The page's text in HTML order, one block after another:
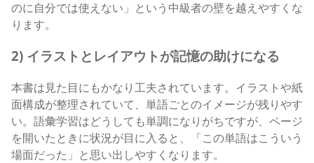
のに自分では使えない」という中級者の壁を越えやすくな
ります。
2) イラストとレイアウトが記憶の助けになる
本書は見た目にもかなり工夫されています。イラストや紙
面構成が整理されていて、単語ごとのイメージが残りやす
い。語彙学習はどうしても単調になりがちですが、ページ
を開いたときに状況が目に入ると、「この単語はこういう
場面だった」と思い出しやすくなります。